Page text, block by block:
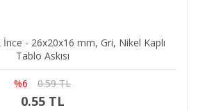
İnce - 26x20x16 mm, Gri, Nikel Kaplı
Tablo Askısı
%6 0.59 TL
0.55 TL